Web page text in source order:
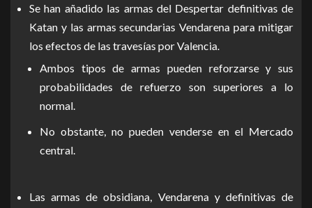
Se han añadido las armas del Despertar definitivas de
Katan y las armas secundarias Vendarena para mitigar
los efectos de las travesías por Valencia.
Ambos tipos de armas pueden reforzarse y sus
probabilidades de refuerzo son superiores a lo
normal.
No obstante, no pueden venderse en el Mercado
central.
Las armas de obsidiana, Vendarena y definitivas de